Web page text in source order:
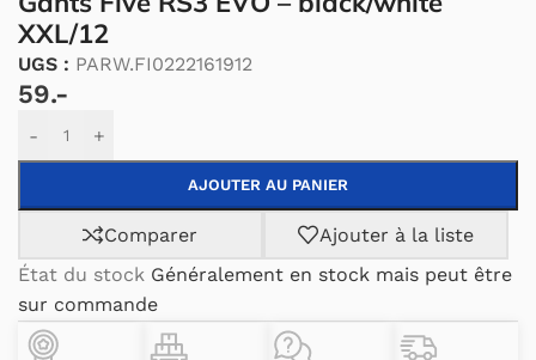
XXL/12
UGS : PARW.FI0222161912
59.-
- +
AJOUTER AU PANIER
Alternative:
Comparer
Ajouter à la liste
État du stock Généralement en stock mais peut être
sur commande